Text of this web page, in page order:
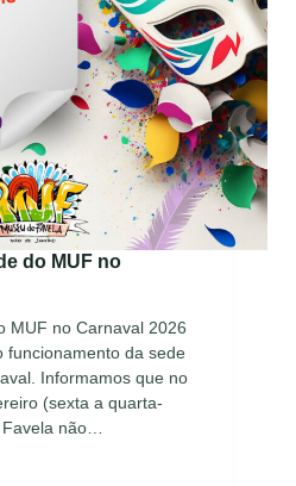
do MUF no
MUF no Carnaval 2026
funcionamento da sede
Informamos que no
(sexta a quarta-
não…